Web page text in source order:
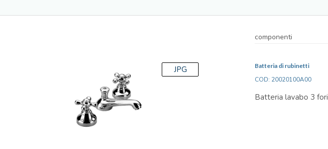
componenti
JPG Batteria di rubinetti
COD: 20020100A00
Batteria lavabo 3 fori